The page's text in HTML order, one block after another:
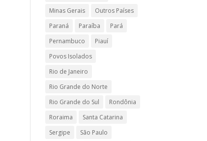
Minas Gerais
Outros Países
Paraná
Paraíba
Pará
Pernambuco
Piauí
Povos Isolados
Rio de Janeiro
Rio Grande do Norte
Rio Grande do Sul
Rondônia
Roraima
Santa Catarina
Sergipe
São Paulo